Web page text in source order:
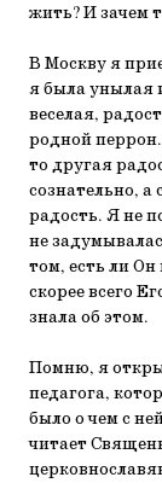
жить? И зачем
В Москву я
я была унылая
веселая,
родной
то другая
сознательно, а
радость. Я не
не
том, есть ли
скорее всего
знала об этом.
Помню, я
педагога,
было о чем с
читает